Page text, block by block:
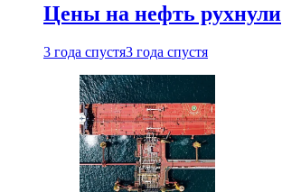
Цены на нефть рухнули
3 года спустя3 года спустя